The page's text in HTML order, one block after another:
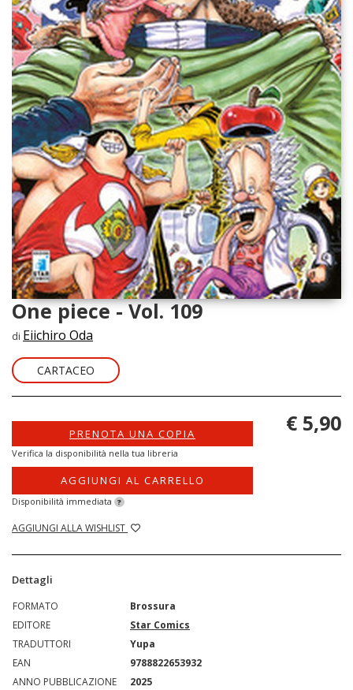
One piece - Vol. 109
di Eiichiro Oda
CARTACEO
PRENOTA UNA COPIA
Verifica la disponibilità nella tua libreria
AGGIUNGI AL CARRELLO
Disponibilità immediata ?
AGGIUNGI ALLA WISHLIST
€ 5,90
Dettagli
FORMATO
Brossura
EDITORE
Star Comics
TRADUTTORI
Yupa
EAN
9788822653932
ANNO PUBBLICAZIONE
2025